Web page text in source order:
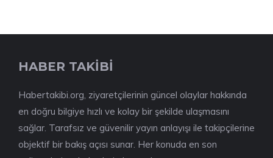
HABER TAKİBİ
Habertakibi.org, ziyaretçilerinin güncel olaylar hakkında
en doğru bilgiye hızlı ve kolay bir şekilde ulaşmasını
sağlar. Tarafsız ve güvenilir yayın anlayışı ile takipçilerine
objektif bir bakış açısı sunar. Her konuda en son